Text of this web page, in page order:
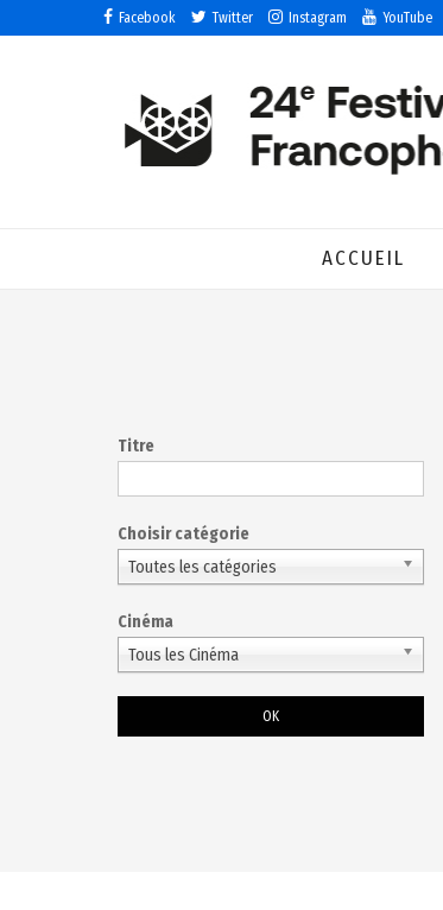
Facebook Twitter Instagram YouTube
ACCUEIL
Titre
Choisir catégorie
Choisissez une catégorie pour filtrer la liste
Toutes les catégories
Cinéma
Tous les Cinéma